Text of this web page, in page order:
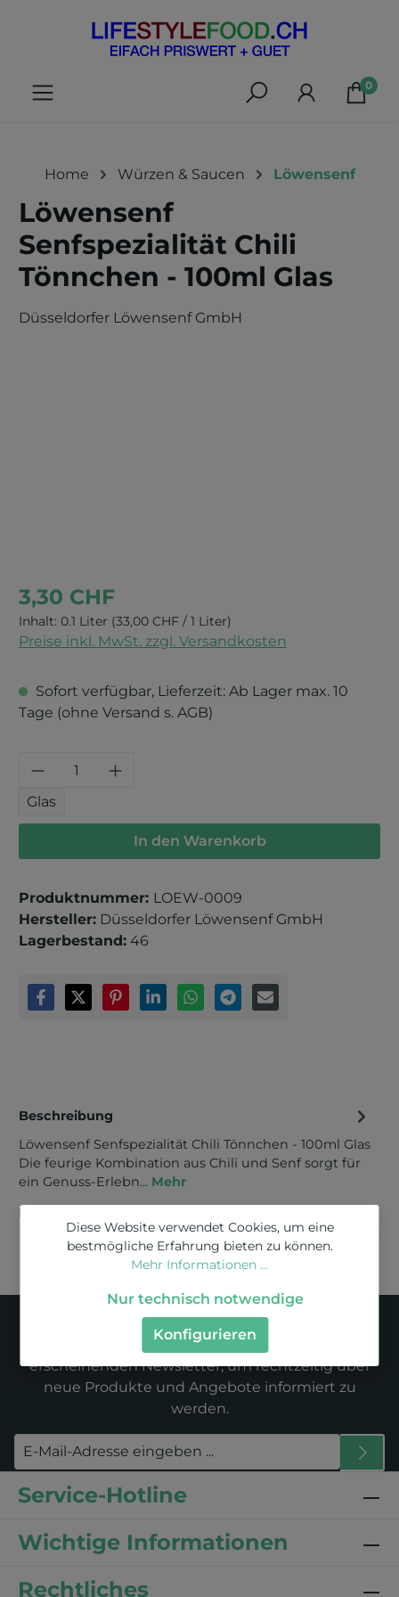
springen
0
Home Würzen & Saucen Löwensenf
Löwensenf
Senfspezialität Chili
Tönnchen - 100ml Glas
Düsseldorfer Löwensenf GmbH
3,30 CHF
Inhalt: 0.1 Liter (33,00 CHF / 1 Liter)
Preise inkl. MwSt. zzgl. Versandkosten
Sofort verfügbar, Lieferzeit: Ab Lager max. 10
Tage (ohne Versand s. AGB)
Produkt Anzahl: Gib den
Glas
In den Warenkorb
Produktnummer: LOEW-0009
Hersteller: Düsseldorfer Löwensenf GmbH
Lagerbestand: 46
Beschreibung
Löwensenf Senfspezialität Chili Tönnchen - 100ml Glas
Die feurige Kombination aus Chili und Senf sorgt für
ein Genuss-Erlebn… Mehr
Bewertungen
Newsletter
Abonnieren Sie jetzt unseren regelmäßig
erscheinenden Newsletter, um rechtzeitig über
neue Produkte und Angebote informiert zu
werden.
Service-Hotline
Wichtige Informationen
Rechtliches
Diese Website verwendet Cookies, um eine
bestmögliche Erfahrung bieten zu können.
Mehr Informationen ...
Nur technisch notwendige
Konfigurieren